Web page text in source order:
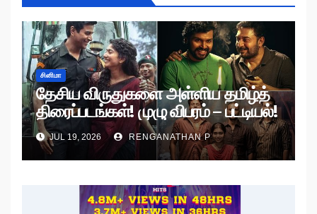
சினிமா
தேசிய விருதுகளை அள்ளிய தமிழ்த்
திரைப்படங்கள்! முழு விபரம் – பட்டியல்!
JUL 19, 2026 RENGANATHAN P